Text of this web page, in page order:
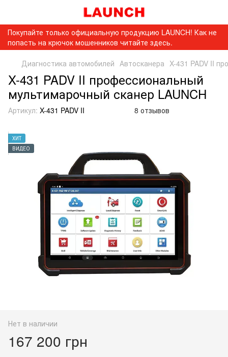
Покупайте только официальную продукцию LAUNCH! Как не
попасть на крючок мошенников читайте здесь.
Диагностика автомобилей Автосканера X-431 PADV II
X-431 PADV II профессиональный
мультимарочный сканер LAUNCH
Артикул: X-431 PADV II 8 отзывов
ХИТ
ВИДЕО
Нет в наличии
167 200 грн